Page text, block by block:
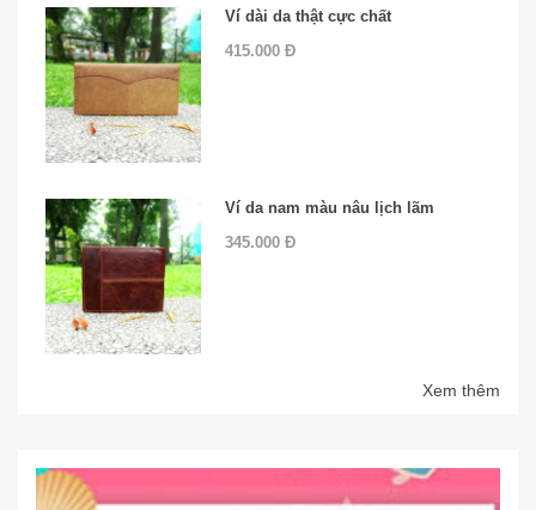
Ví dài da thật cực chất
415.000 Đ
Ví da nam màu nâu lịch lãm
345.000 Đ
Xem thêm